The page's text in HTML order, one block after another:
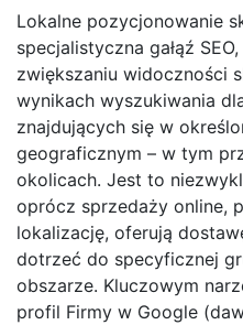
Lokalne pozycjonowanie
specjalistyczna gałąź
zwiększaniu widoczności
wynikach wyszukiwania
znajdujących się w
geograficznym – w tym
okolicach. Jest to
oprócz sprzedaży online,
lokalizację, oferują
dotrzeć do specyficznej
obszarze. Kluczowym
profil Firmy w Google